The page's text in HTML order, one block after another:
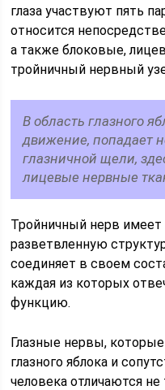
глаза участвуют пять
относится
а также блоковые,
тройничный нервный
В область глазного
движение, попадает
глазничной щели,
лицевые нервные
Тройничный нерв
разветвленную
соединяет в своем
каждая из которых
функцию.
Глазные нервы,
глазного яблока и
человека отличаются